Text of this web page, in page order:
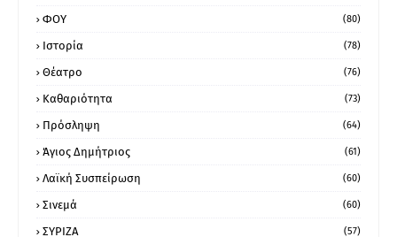
ΦΟΥ (80)
Ιστορία (78)
Θέατρο (76)
Καθαριότητα (73)
Πρόσληψη (64)
Άγιος Δημήτριος (61)
Λαϊκή Συσπείρωση (60)
Σινεμά (60)
ΣΥΡΙΖΑ (57)